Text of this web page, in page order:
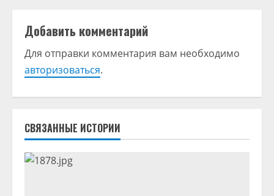
ж
и
ч
т
Добавить комментарий
Для отправки комментария вам необходимо
авторизоваться.
СВЯЗАННЫЕ ИСТОРИИ